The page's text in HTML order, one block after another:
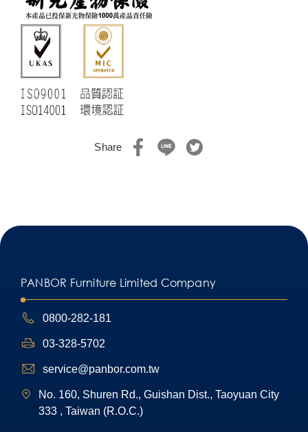
Share
PANBOR Furniture Limited Company
0800-282-181
03-328-5702
service@panbor.com.tw
No. 160, Shuren Rd., Guishan Dist., Taoyuan City
333 , Taiwan (R.O.C.)